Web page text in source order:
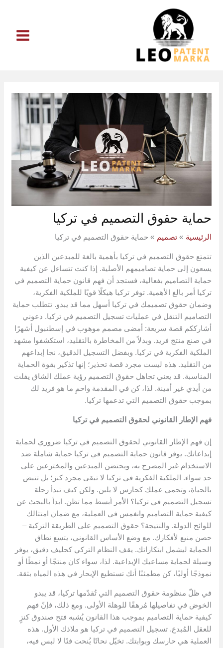
حماية حقوق التصميم في تركيا
الرئيسية تصميم حماية حقوق التصميم في تركيا
تتمتع حقوق التصميم في تركيا بأهمية بالغة للمبدعين الذين
يسعون إلى حماية تصاميمهم الأصلية. إذا كنت تتساءل عن كيفية
حماية التصاميم بفعالية، فستجد أن فهم قانون حماية التصميم في
تركيا أمر بالغ الأهمية. توفر تركيا هيكلًا قويًا للملكية الفكرية،
وضمان حقوق تصميمك في تركيا أسهل مما قد يبدو. تتطلب حماية
التصاميم التنقل في عمليات تسجيل التصميم في تركيا. دعوني
أشارككم قصة سريعة: أمضى مصمم موهوب في إسطنبول أشهرًا
في صنع منتج فريد. وبدلاً من المخاطرة بالتقليد، استكشفوا مشهد
الملكية الفكرية في تركيا. وبفضل التسجيل الدقيق، نجا إبداعهم
من التقليد. هذه ليست مجرد قصة تحذير؛ إنها تذكير بقوة الحماية
المناسبة. قد يعني تجاهل حقوق التصميم رؤية عملك الشاق يفلت
من أيدي غير أمينة. لذا، كن في المقدمة واحمِ ما هو فريد لك
بموجب حقوق التصميم التي تدعمها تركيا.
فهم الإطار القانوني لحقوق التصميم في تركيا
إن فهم الإطار القانوني لحقوق التصميم في تركيا ضروري لحماية
إبداعاتك. يوفر قانون حماية التصميم في تركيا حماية شاملة ضد
الاستخدام غير المصرح به، ويحتضن المبدعين والمخترعين على
حد سواء. الملكية الفكرية في تركيا لا تبقى مجرد كنز؛ بل تنبض
بالحياة، وتحمي عملك كحارس لا يلين. ولكن كيف تبدأ رحلة
تسجيل التصميم في تركيا؟ الأمر أبسط مما تظن. ابدأ بالبحث عن
كيفية حماية التصاميم وانغمس في العملية، مع ضمان امتثالك
للوائح الدولة. والنتيجة؟ حقوق التصميم على الطريقة التركية –
حصن منيع لأفكارك. مع وضع الأساس القانوني، يتسع نطاق
الحماية ليشمل ابتكاراتك. يقف النظام التركي كحليف دقيق، يوفر
وسيلة لحماية مساعيك الإبداعية. لذا، سواء كان منتجًا أو نمطًا أو
نموذجًا أوليًا، كن مطمئنًا أنك تستطيع الإبحار في هذه المياه بثقة.
في ظلّ منظومة حقوق التصميم التي تُقدّمها تركيا، قد يبدو
الخوض في تفاصيلها مُرهقًا للوهلة الأولى. ومع ذلك، فإنّ فهم
كيفية حماية التصاميم بموجب هذا القانون يُشبه فتح صندوق كنزٍ
للعقل المُبدع. تسجيل التصميم في تركيا هو ملاذك الأول. هذه
العملية هي حارسك وبوابتك. تخيّل نحاتًا يُنحت فنًا لا لبس فيه،